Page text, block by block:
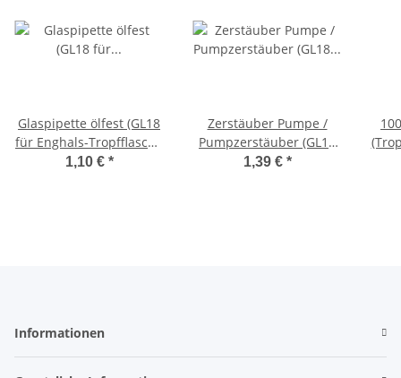
Glaspipette ölfest (GL18
für Enghals-Tropfflasche
10ml+15ml)
1,10 € *
Zerstäuber Pumpe /
Pumpzerstäuber (GL18
für Enghals-Tropfflasche
1,39 € *
Informationen